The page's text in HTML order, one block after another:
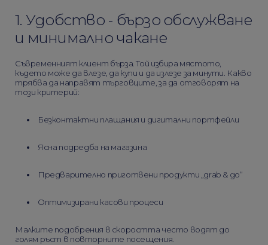
1. Удобство - бързо обслужване
и минимално чакане
Съвременният клиент бърза. Той избира мястото,
където може да влезе, да купи и да излезе за минути. Какво
трябва да направят търговците, за да отговорят на
този критерий:
Безконтактни плащания и дигитални портфейли
Ясна подредба на магазина
Предварително приготвени продукти „grab & go“
Оптимизирани касови процеси
Малките подобрения в скоростта често водят до
голям ръст в повторните посещения.